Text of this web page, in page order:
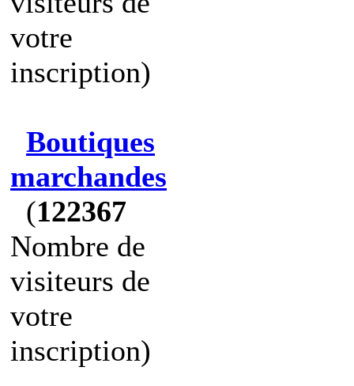
votre
inscription)
Boutiques
marchandes
(122367
Nombre de
visiteurs de
votre
inscription)